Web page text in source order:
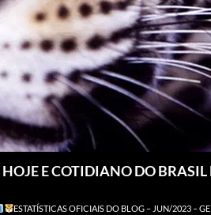
E COTIDIANO DO
ESTATÍSTICAS OFICIAIS DO BLOG – JUN/2023 –